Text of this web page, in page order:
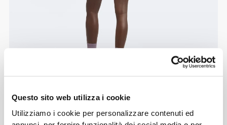
Questo sito web utilizza i cookie
Utilizziamo i cookie per personalizzare contenuti ed